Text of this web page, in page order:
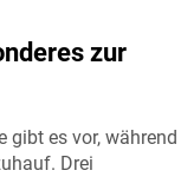
zur
gibt es vor, während
Drei